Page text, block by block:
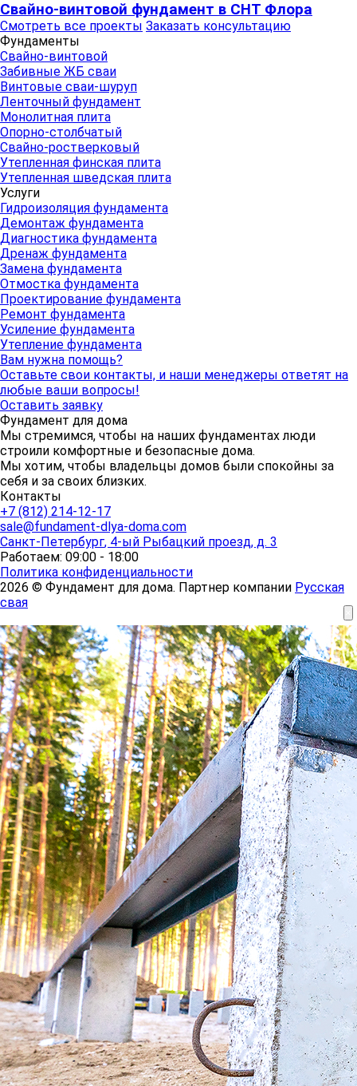
Свайно-винтовой фундамент в СНТ Флора
Смотреть все проекты Заказать консультацию
Фундаменты
Свайно-винтовой
Забивные ЖБ сваи
Винтовые сваи-шуруп
Ленточный фундамент
Монолитная плита
Опорно-столбчатый
Свайно-ростверковый
Утепленная финская плита
Утепленная шведская плита
Услуги
Гидроизоляция фундамента
Демонтаж фундамента
Диагностика фундамента
Дренаж фундамента
Замена фундамента
Отмостка фундамента
Проектирование фундамента
Ремонт фундамента
Усиление фундамента
Утепление фундамента
Вам нужна помощь?
Оставьте свои контакты, и наши менеджеры ответят на
любые ваши вопросы!
Оставить заявку
Фундамент для дома
Мы стремимся, чтобы на наших фундаментах люди
строили комфортные и безопасные дома.
Мы хотим, чтобы владельцы домов были спокойны за
себя и за своих близких.
Контакты
+7 (812) 214-12-17
sale@fundament-dlya-doma.com
Санкт-Петербург, 4-ый Рыбацкий проезд, д. 3
Работаем: 09:00 - 18:00
Политика конфиденциальности
2026 © Фундамент для дома. Партнер компании Русская
свая